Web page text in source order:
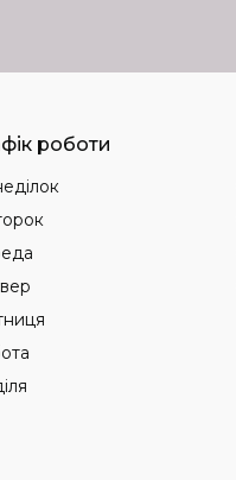
роботи